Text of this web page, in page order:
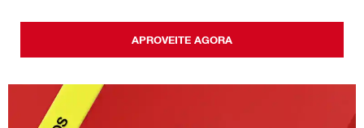
APROVEITE AGORA